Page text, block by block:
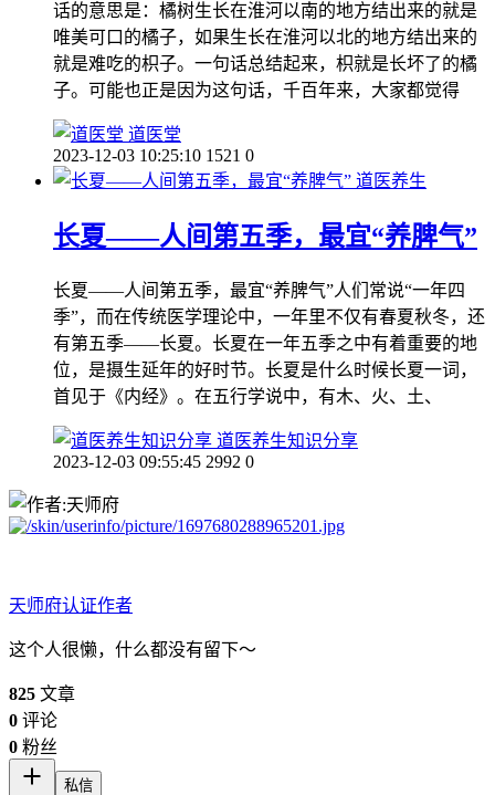
话的意思是：橘树生长在淮河以南的地方结出来的就是
唯美可口的橘子，如果生长在淮河以北的地方结出来的
就是难吃的枳子。一句话总结起来，枳就是长坏了的橘
子。可能也正是因为这句话，千百年来，大家都觉得
道医堂
2023-12-03 10:25:10 1521 0
道医养生
长夏——人间第五季，最宜“养脾气”
长夏——人间第五季，最宜“养脾气”人们常说“一年四
季”，而在传统医学理论中，一年里不仅有春夏秋冬，还
有第五季——长夏。长夏在一年五季之中有着重要的地
位，是摄生延年的好时节。长夏是什么时候长夏一词，
首见于《内经》。在五行学说中，有木、火、土、
道医养生知识分享
2023-12-03 09:55:45 2992 0
天师府认证作者
这个人很懒，什么都没有留下～
825 文章
0 评论
0 粉丝
私信